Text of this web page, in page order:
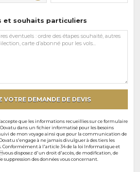
et souhaits particuliers
VOTRE DEMANDE DE DEVIS
que les informations recueillies sur ce formulaire
dans un fichier informatisé pour les besoins
de mon voyage ainsi que pour la communication de
s'engage à ne jamais divulguer à des tiers les
Conformément à l'article 34 de la loi Informatique et
disposez d'un droit d'accès, de modification, de
suppression des données vous concernant.